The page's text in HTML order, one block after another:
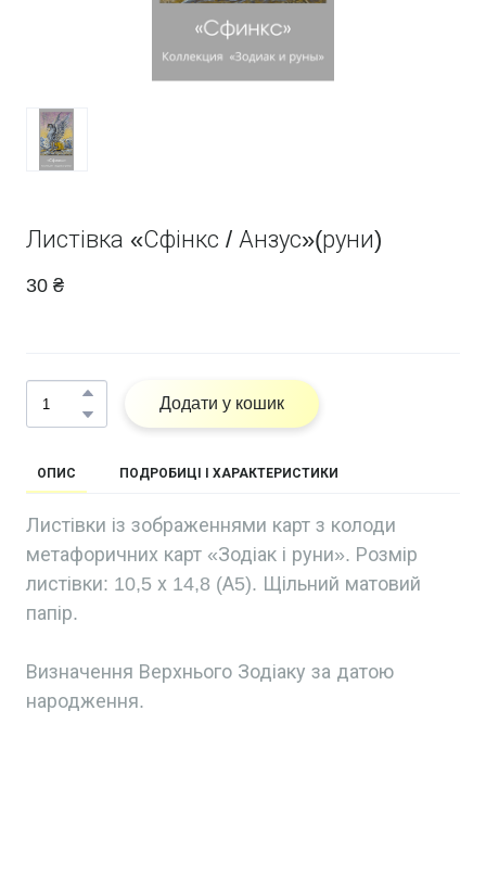
Листівка «Сфінкс / Анзус»(руни)
30 ₴
Додати у кошик
ОПИС ПОДРОБИЦІ І ХАРАКТЕРИСТИКИ
Листівки із зображеннями карт з колоди
метафоричних карт «Зодіак і руни». Розмір
листівки: 10,5 х 14,8 (А5). Щільний матовий
папір.
Визначення Верхнього Зодіаку за датою
народження.